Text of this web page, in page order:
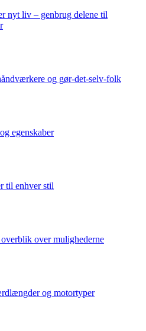
nyt liv – genbrug delene til
og gør-det-selv-folk
egenskaber
til enhver stil
over mulighederne
og motortyper